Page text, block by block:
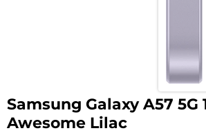
Samsung Galaxy A57 5G
Awesome Lilac